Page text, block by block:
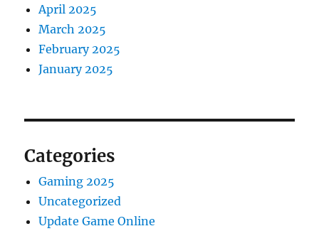
April 2025
March 2025
February 2025
January 2025
Categories
Gaming 2025
Uncategorized
Update Game Online